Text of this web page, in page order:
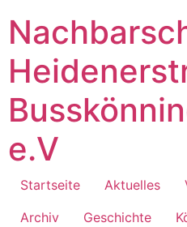
Inhalt
springen
e.V
Startseite Aktuelles
Archiv
Geschichte